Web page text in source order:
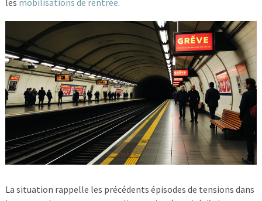
La situation rappelle les précédents épisodes de tensions dans